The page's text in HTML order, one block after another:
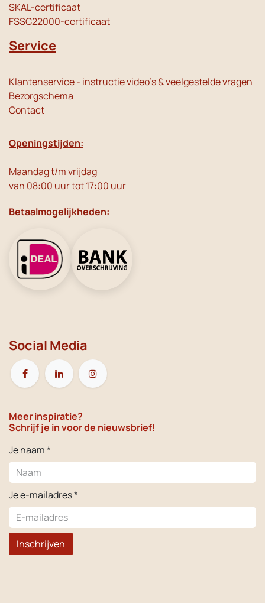
SKAL-certificaat
FSSC22000-certificaat
Service
Klantenservice - instructie video's & veelgestelde vragen
Bezorgschema
Contact
Openingstijden:
Maandag t/m vrijdag
van 08:00 uur tot 17:00 uur
Betaalmogelijkheden:
Social Media
Meer inspiratie?
Schrijf je in voor de nieuwsbrief!
Je naam *
Je e-mailadres *
Inschrijven